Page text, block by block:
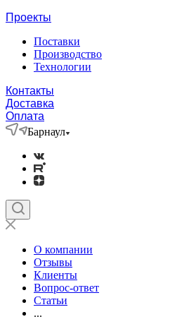
Проекты
Поставки
Производство
Технологии
Контакты
Доставка
Оплата
Барнаул
О компании
Отзывы
Клиенты
Вопрос-ответ
Статьи
...